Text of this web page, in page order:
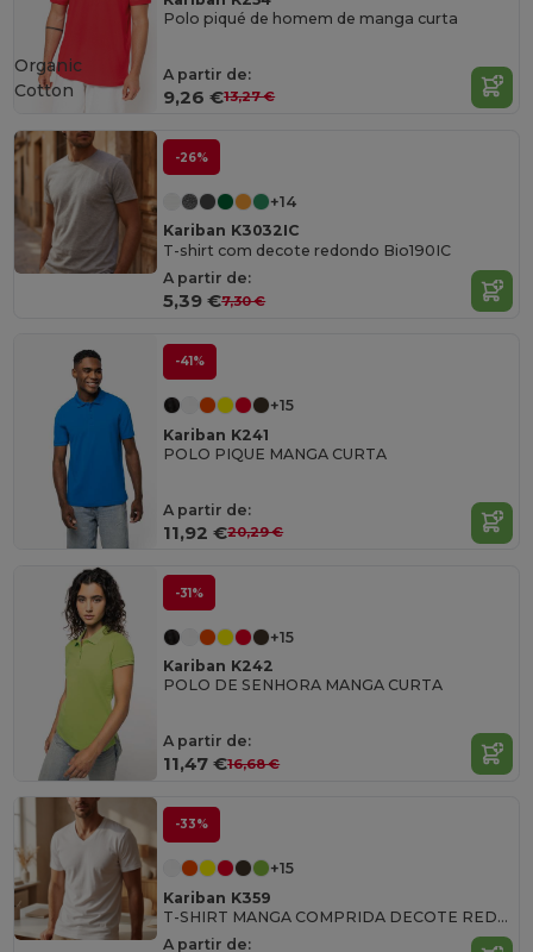
Polo piqué de homem de manga curta
A partir de:
9,26 €13,27 €
Organic
Cotton
-26%
+14
Kariban K3032IC
T-shirt com decote redondo Bio190IC
A partir de:
5,39 €7,30 €
-41%
+15
Kariban K241
POLO PIQUE MANGA CURTA
A partir de:
11,92 €20,29 €
-31%
+15
Kariban K242
POLO DE SENHORA MANGA CURTA
A partir de:
11,47 €16,68 €
-33%
+15
Kariban K359
T-SHIRT MANGA COMPRIDA DECOTE REDONDO
A partir de: